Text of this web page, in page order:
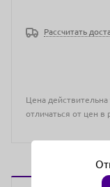
Рассчитать
Цена
отличаться от цен в